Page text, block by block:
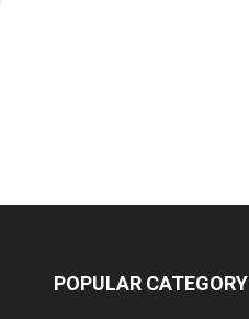
POPULAR CATEGORY